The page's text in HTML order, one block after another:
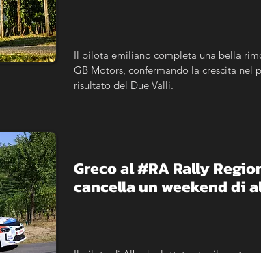
Il pilota emiliano completa una bella
GB Motors, confermando la crescita nel
risultato del Due Valli.
Greco al #RA Rally
cancella un weekend di